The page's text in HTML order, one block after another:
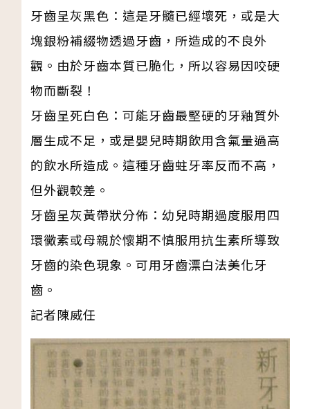
牙齒呈灰黑色：這是牙髓已經壞死，或是大
塊銀粉補綴物透過牙齒，所造成的不良外
觀。由於牙齒本質已脆化，所以容易因咬硬
物而斷裂！
牙齒呈死白色：可能牙齒最堅硬的牙釉質外
層生成不足，或是嬰兒時期飲用含氟量過高
的飲水所造成。這種牙齒蛀牙率反而不高，
但外觀較差。
牙齒呈灰黃帶狀分佈：幼兒時期過度服用四
環黴素或母親於懷期不慎服用抗生素所導致
牙齒的染色現象。可用牙齒漂白法美化牙
齒。
記者陳威任